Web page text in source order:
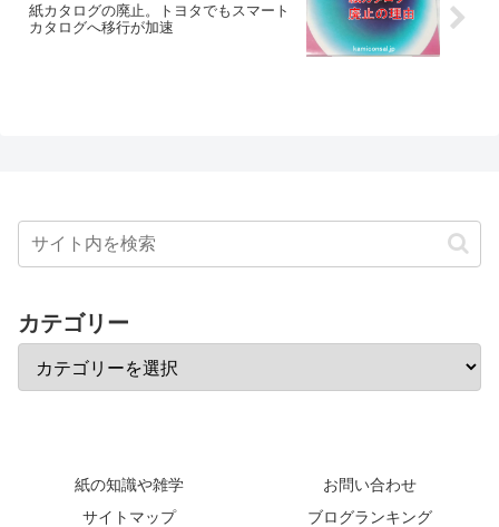
紙カタログの廃止。トヨタでもスマート
カタログへ移行が加速
カテゴリー
紙の知識や雑学
お問い合わせ
サイトマップ
ブログランキング